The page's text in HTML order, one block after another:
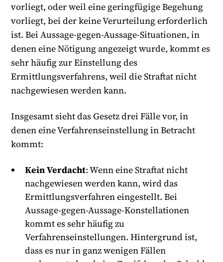
vorliegt, oder weil eine geringfügige Begehung
vorliegt, bei der keine Verurteilung erforderlich
ist. Bei Aussage-gegen-Aussage-Situationen, in
denen eine Nötigung angezeigt wurde, kommt es
sehr häufig zur Einstellung des
Ermittlungsverfahrens, weil die Straftat nicht
nachgewiesen werden kann.
Insgesamt sieht das Gesetz drei Fälle vor, in
denen eine Verfahrenseinstellung in Betracht
kommt:
Kein Verdacht: Wenn eine Straftat nicht
nachgewiesen werden kann, wird das
Ermittlungsverfahren eingestellt. Bei
Aussage-gegen-Aussage-Konstellationen
kommt es sehr häufig zu
Verfahrenseinstellungen. Hintergrund ist,
dass es nur in ganz wenigen Fällen